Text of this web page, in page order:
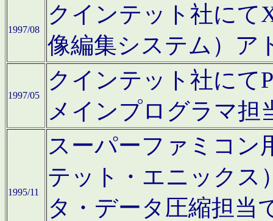
1997/08
クインテット社にて
像編集システム）ア
1997/05
クインテット社にて
メインプログラマ担
1995/11
スーパーファミコン
テット・エニックス
タ・データ圧縮担当